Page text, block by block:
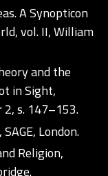
A Synopticon
vol. II, William
and the
in Sight,
s. 147–153.
London.
Religion,